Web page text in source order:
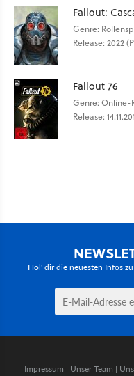
Fallout:
Genre:
Release: 2022
Fallout 76
Genre: Online-
Release:
Hol' dir die neuesten Infos
Impressum | Unser Team |